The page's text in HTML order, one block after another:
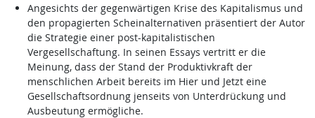
Angesichts der gegenwärtigen Krise des Kapitalismus und
den propagierten Scheinalternativen präsentiert der Autor
die Strategie einer post-kapitalistischen
Vergesellschaftung. In seinen Essays vertritt er die
Meinung, dass der Stand der Produktivkraft der
menschlichen Arbeit bereits im Hier und Jetzt eine
Gesellschaftsordnung jenseits von Unterdrückung und
Ausbeutung ermögliche.